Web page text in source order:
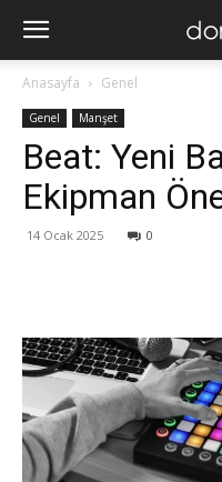
Anasayfa Genel
Genel Manşet
Beat: Yeni
Ekipman
14 Ocak 2025 0